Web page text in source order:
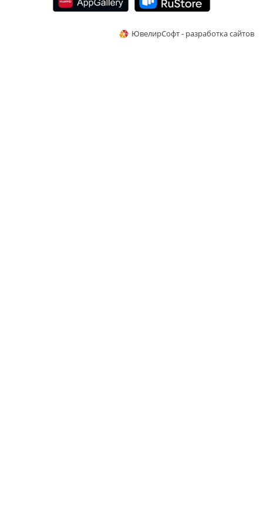
ЮвелирСофт - разработка сайтов